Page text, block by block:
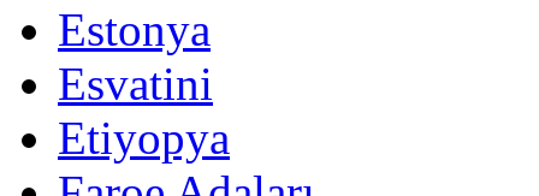
Estonya
Esvatini
Etiyopya